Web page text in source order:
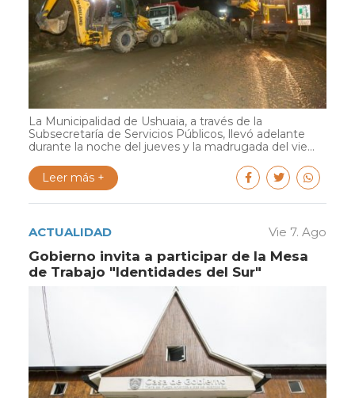
La Municipalidad de Ushuaia, a través de la
Subsecretaría de Servicios Públicos, llevó adelante
durante la noche del jueves y la madrugada del vie...
Leer más +
ACTUALIDAD Vie 7. Ago
Gobierno invita a participar de la Mesa
de Trabajo "Identidades del Sur"